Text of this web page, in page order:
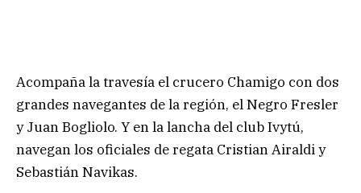
Acompaña la travesía el crucero Chamigo con dos
grandes navegantes de la región, el Negro Fresler
y Juan Bogliolo. Y en la lancha del club Ivytú,
navegan los oficiales de regata Cristian Airaldi y
Sebastián Navikas.